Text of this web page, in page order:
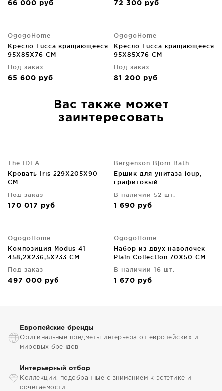
66 000 руб 72 300 руб
OgogoHome
Кресло Lucca вращающееся
95X85X76 CM
Под заказ
65 600 руб
OgogoHome
Кресло Lucca вращающееся
95X85X76 CM
Под заказ
81 200 руб
Вас также может
заинтересовать
The IDEA
Кровать Iris 229X205X90
CM
Под заказ
170 017 руб
Bergenson Bjorn Bath
Ершик для унитаза loup,
графитовый
В наличии 52 шт.
1 690 руб
OgogoHome
Композиция Modus 41
458,2X236,5X233 CM
Под заказ
497 000 руб
OgogoHome
Набор из двух наволочек
Plain Collection 70X50 CM
В наличии 16 шт.
1 670 руб
Европейские бренды
Оригинальные предметы интерьера от европейских и
мировых брендов
Интерьерный отбор
Коллекции, подобранные с вниманием к эстетике и
сочетаемости